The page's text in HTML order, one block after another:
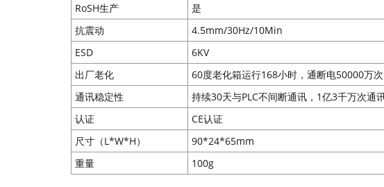
RoSH生产
是
抗震动
4.5mm/30Hz/10Min
ESD
6KV
出厂老化
60度老化箱运行168小时，通断电50000万次
通讯稳定性
持续30天与PLC不间断通讯，1亿3千万次通
认证
CE认证
尺寸（L*W*H）
90*24*65mm
重量
100g